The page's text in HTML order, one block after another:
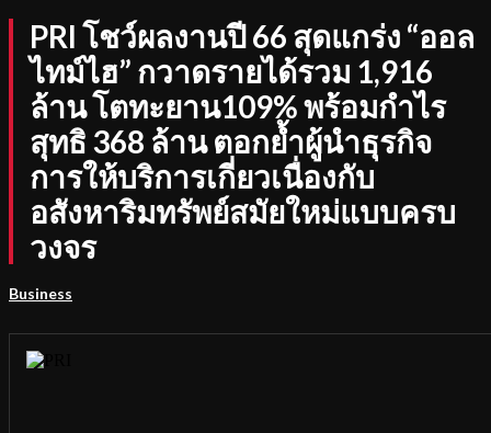
PRI โชว์ผลงานปี 66 สุดแกร่ง “ออล
ไทม์ไฮ” กวาดรายได้รวม 1,916
ล้าน โตทะยาน109% พร้อมกำไร
สุทธิ 368 ล้าน ตอกย้ำผู้นำธุรกิจ
การให้บริการเกี่ยวเนื่องกับ
อสังหาริมทรัพย์สมัยใหม่แบบครบ
วงจร
Business